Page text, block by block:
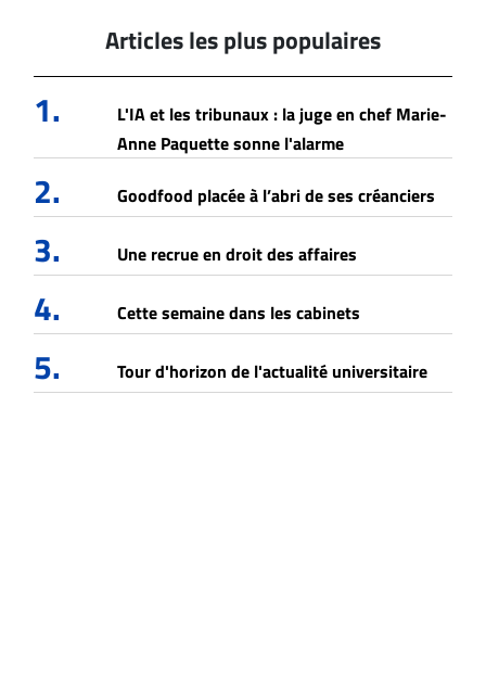
Articles les plus populaires
1.
L'IA et les tribunaux : la juge en chef Marie-
Anne Paquette sonne l'alarme
2. Goodfood placée à l’abri de ses créanciers
3. Une recrue en droit des affaires
4. Cette semaine dans les cabinets
5. Tour d'horizon de l'actualité universitaire